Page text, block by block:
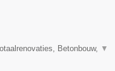
Betonbouw, ▼